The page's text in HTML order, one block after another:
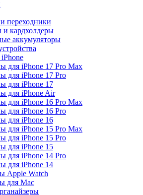
переходники
и кардхолдеры
аккумуляторы
для iPhone 17 Pro Max
для iPhone 17 Pro
для iPhone 17
для iPhone Air
для iPhone 16 Pro Max
для iPhone 16 Pro
для iPhone 16
для iPhone 15 Pro Max
для iPhone 15 Pro
для iPhone 15
для iPhone 14 Pro
для iPhone 14
Apple Watch
для Mac